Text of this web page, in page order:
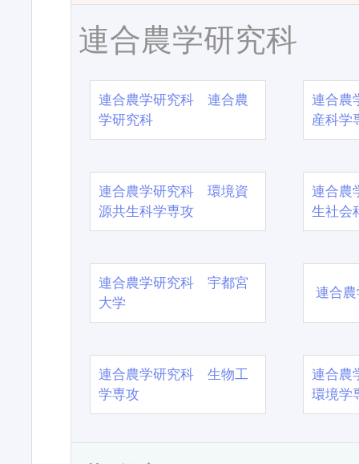
連合農学研究科
連合農学研究科 連合農
学研究科
連合農
産科学
連合農学研究科 環境資
源共生科学専攻
連合農
生社会
連合農学研究科 宇都宮
大学
連合
連合農学研究科 生物工
学専攻
連合農
環境学